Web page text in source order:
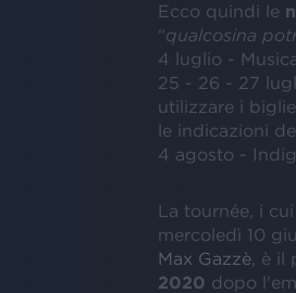
Ecco quindi le
“qualcosina
4 luglio -
25 - 26 - 27
utilizzare i
le indicazioni
4 agosto -
La tournée, i
mercoledì 10
Max Gazzè, è il
2020 dopo